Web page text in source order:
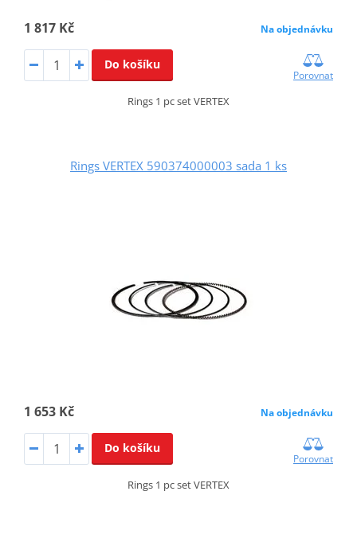
1 817 Kč Na objednávku
Do košíku
Porovnat
Rings 1 pc set VERTEX
Rings VERTEX 590374000003 sada 1 ks
1 653 Kč Na objednávku
Do košíku
Porovnat
Rings 1 pc set VERTEX